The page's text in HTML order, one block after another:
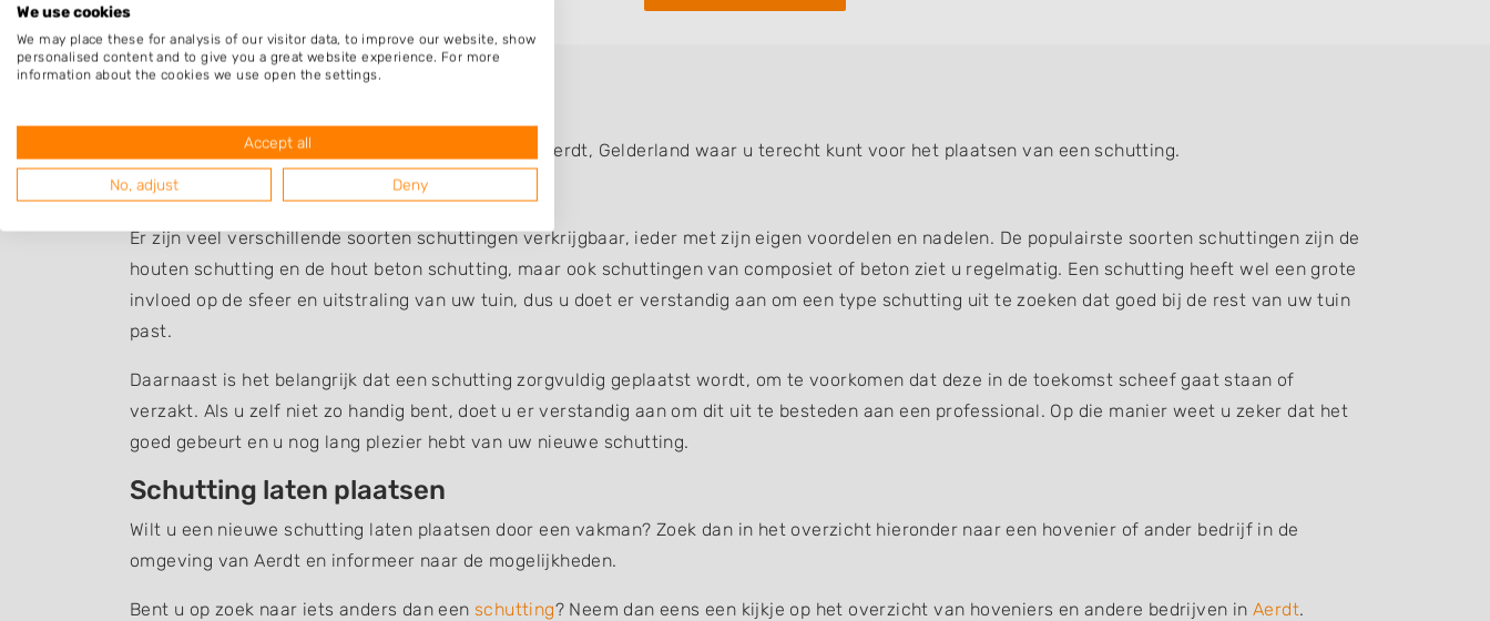
Schutting Aerdt
Een overzicht van bedrijven in de omgeving van Aerdt, Gelderland waar u terecht kunt voor het plaatsen van een schutting.
Schutting plaatsen
Er zijn veel verschillende soorten schuttingen verkrijgbaar, ieder met zijn eigen voordelen en nadelen. De populairste soorten schuttingen zijn de
houten schutting en de hout beton schutting, maar ook schuttingen van composiet of beton ziet u regelmatig. Een schutting heeft wel een grote
invloed op de sfeer en uitstraling van uw tuin, dus u doet er verstandig aan om een type schutting uit te zoeken dat goed bij de rest van uw tuin
past.
Daarnaast is het belangrijk dat een schutting zorgvuldig geplaatst wordt, om te voorkomen dat deze in de toekomst scheef gaat staan of
verzakt. Als u zelf niet zo handig bent, doet u er verstandig aan om dit uit te besteden aan een professional. Op die manier weet u zeker dat het
goed gebeurt en u nog lang plezier hebt van uw nieuwe schutting.
Schutting laten plaatsen
Wilt u een nieuwe schutting laten plaatsen door een vakman? Zoek dan in het overzicht hieronder naar een hovenier of ander bedrijf in de
omgeving van Aerdt en informeer naar de mogelijkheden.
Bent u op zoek naar iets anders dan een schutting? Neem dan eens een kijkje op het overzicht van hoveniers en andere bedrijven inAerdt.
We use cookies
We may place these for analysis of our visitor data, to improve our website, show
personalised content and to give you a great website experience. For more
information about the cookies we use open the settings.
Accept all
No, adjust Deny